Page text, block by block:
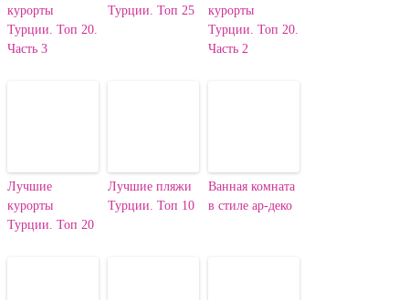
курорты
Турции. Топ 20.
Часть 3
Турции. Топ 25
курорты
Турции. Топ 20.
Часть 2
Лучшие
курорты
Турции. Топ 20
Лучшие пляжи
Турции. Топ 10
Ванная комната
в стиле ар-деко